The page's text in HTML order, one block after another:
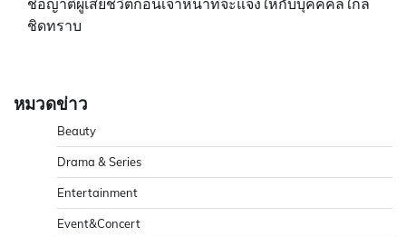
ชิดทราบ
หมวดข่าว
Beauty
Drama & Series
Entertainment
Event&Concert